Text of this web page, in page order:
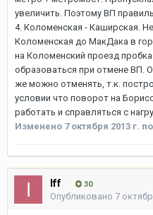
увеличить. Поэтому ВП
4. Коломенская - Каширская.
Коломенская до МакДака в
на Коломенский проезд
образоваться при отмене ВП.
же можно отменять, т.к.
условии что поворот на
работать и справляться с
Изменено 7 октября 2013 г.
Iff 30
Опубликовано 7